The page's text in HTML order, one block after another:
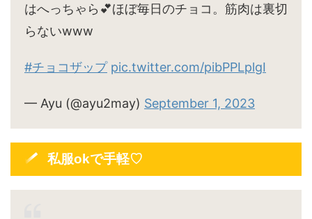
はへっちゃら💕ほぼ毎日のチョコ。筋肉は裏切
らないwww
#チョコザップ pic.twitter.com/pibPPLplgI
— Ayu (@ayu2may) September 1, 2023
私服okで手軽♡